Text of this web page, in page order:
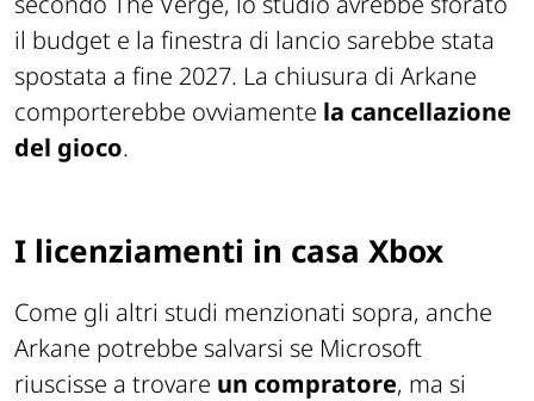
il budget e la finestra di lancio sarebbe stata
spostata a fine 2027. La chiusura di Arkane
comporterebbe ovviamente la cancellazione
del gioco.
I licenziamenti in casa Xbox
Come gli altri studi menzionati sopra, anche
Arkane potrebbe salvarsi se Microsoft
riuscisse a trovare un compratore, ma si